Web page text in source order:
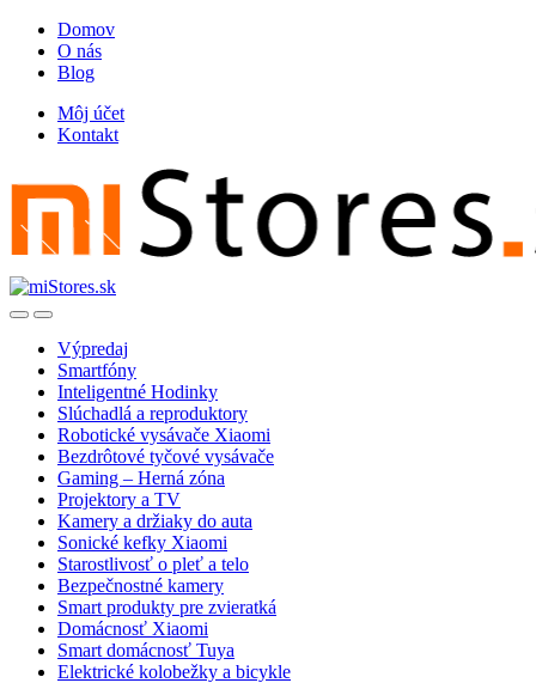
Skip
navigation
Skip
content
Domov
O nás
Blog
Môj účet
Kontakt
OpenClose
Výpredaj
Smartfóny
Inteligentné Hodinky
Slúchadlá a reproduktory
Robotické vysávače Xiaomi
Bezdrôtové tyčové vysávače
Gaming – Herná zóna
Projektory a TV
Kamery a držiaky do auta
Sonické kefky Xiaomi
Starostlivosť o pleť a telo
Bezpečnostné kamery
Smart produkty pre zvieratká
Domácnosť Xiaomi
Smart domácnosť Tuya
Elektrické kolobežky a bicykle